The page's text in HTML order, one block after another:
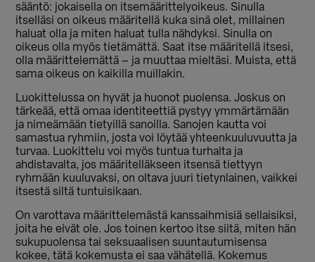
sääntö: jokaisella on itsemäärittelyoikeus. Sinulla
itselläsi on oikeus määritellä kuka sinä olet, millainen
haluat olla ja miten haluat tulla nähdyksi. Sinulla on
oikeus olla myös tietämättä. Saat itse määritellä itsesi,
olla määrittelemättä – ja muuttaa mieltäsi. Muista, että
sama oikeus on kaikilla muillakin.
Luokittelussa on hyvät ja huonot puolensa. Joskus on
tärkeää, että omaa identiteettiä pystyy ymmärtämään
ja nimeämään tietyillä sanoilla. Sanojen kautta voi
samastua ryhmiin, josta voi löytää yhteenkuuluvuutta ja
turvaa. Luokittelu voi myös tuntua turhalta ja
ahdistavalta, jos määritelläkseen itsensä tiettyyn
ryhmään kuuluvaksi, on oltava juuri tietynlainen, vaikkei
itsestä siltä tuntuisikaan.
On varottava määrittelemästä kanssaihmisiä sellaisiksi,
joita he eivät ole. Jos toinen kertoo itse siitä, miten hän
sukupuolensa tai seksuaalisen suuntautumisensa
kokee, tätä kokemusta ei saa vähätellä. Kokemus